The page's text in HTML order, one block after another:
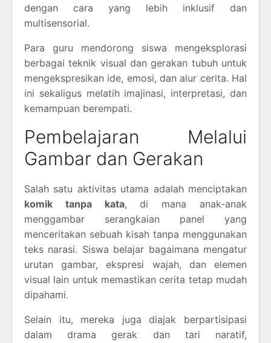
dengan cara yang lebih inklusif dan
multisensorial.
Para guru mendorong siswa mengeksplorasi
berbagai teknik visual dan gerakan tubuh untuk
mengekspresikan ide, emosi, dan alur cerita. Hal
ini sekaligus melatih imajinasi, interpretasi, dan
kemampuan berempati.
Pembelajaran Melalui
Gambar dan Gerakan
Salah satu aktivitas utama adalah menciptakan
komik tanpa kata, di mana anak-anak
menggambar serangkaian panel yang
menceritakan sebuah kisah tanpa menggunakan
teks narasi. Siswa belajar bagaimana mengatur
urutan gambar, ekspresi wajah, dan elemen
visual lain untuk memastikan cerita tetap mudah
dipahami.
Selain itu, mereka juga diajak berpartisipasi
dalam drama gerak dan tari naratif,